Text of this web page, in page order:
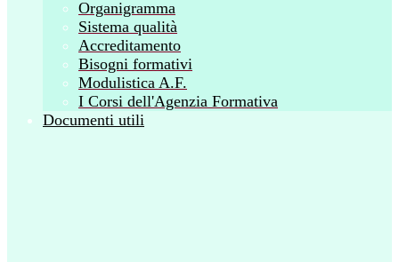
Organigramma
Sistema qualità
Accreditamento
Bisogni formativi
Modulistica A.F.
I Corsi dell'Agenzia Formativa
Documenti utili